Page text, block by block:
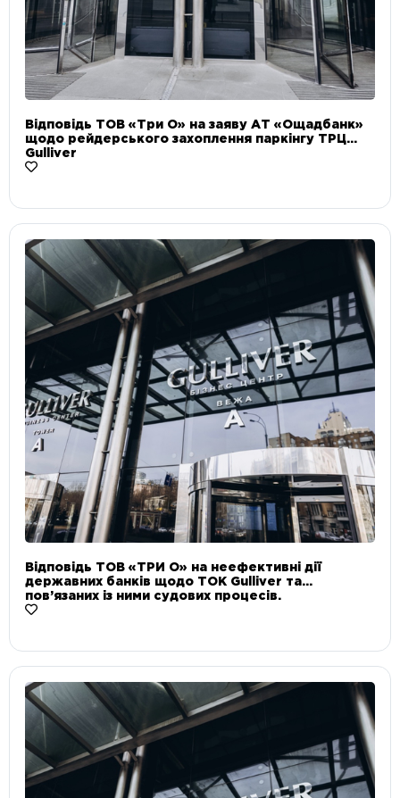
Відповідь ТОВ «Три О» на заяву АТ «Ощадбанк»
щодо рейдерського захоплення паркінгу ТРЦ
Gulliver
Відповідь ТОВ «ТРИ О» на неефективні дії
державних банків щодо ТОК Gulliver та
пов’язаних із ними судових процесів.